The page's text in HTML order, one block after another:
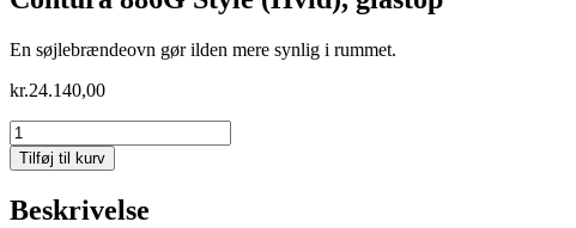
En søjlebrændeovn gør ilden mere synlig i rummet.
kr.24.140,00
Contura
886G
Style
glastop
Tilføj til kurv
Beskrivelse